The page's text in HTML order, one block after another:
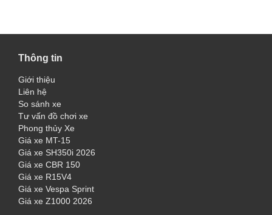
Thông tin
Giới thiệu
Liên hệ
So sánh xe
Tư vấn đồ chơi xe
Phong thủy Xe
Giá xe MT-15
Giá xe SH350i 2026
Giá xe CBR 150
Giá xe R15V4
Giá xe Vespa Sprint
Giá xe Z1000 2026